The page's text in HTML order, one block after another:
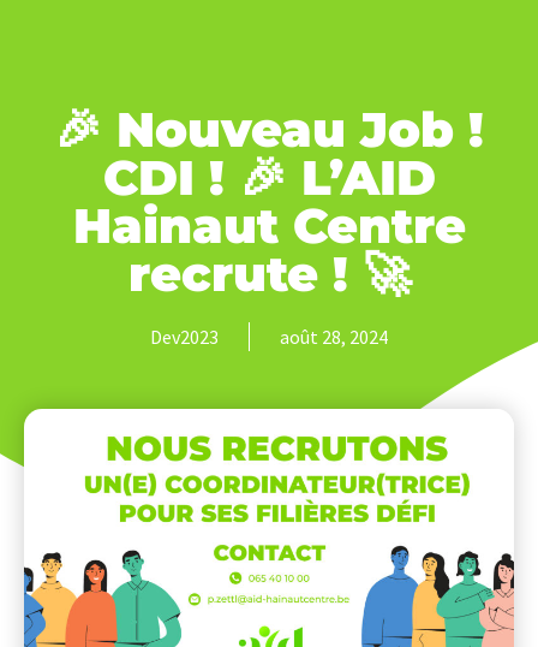
🎉 Nouveau Job !
CDI ! 🎉 L’AID
Hainaut Centre
recrute ! 🚀
Dev2023 août 28, 2024